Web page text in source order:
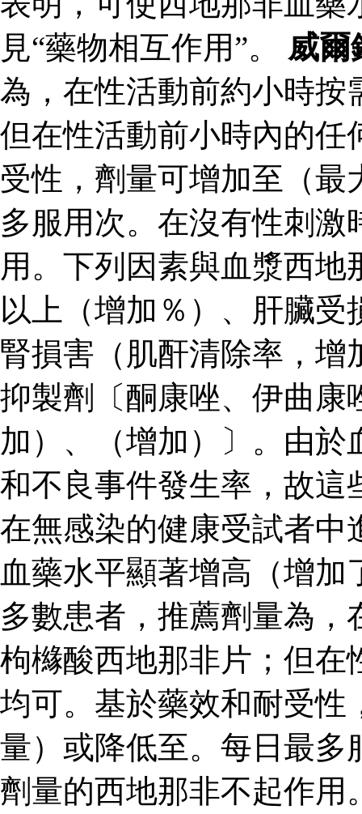
見“藥物相互作用”。 威爾
為，在性活動前約小時按
但在性活動前小時內的任
受性，劑量可增加至（
多服用次。在沒有性刺
用。下列因素與血漿西
以上（增加％）、肝臟
腎損害（肌酐清除率，增
抑製劑〔酮康唑、伊曲康
加）、（增加）〕。由
和不良事件發生率，故這
在無感染的健康受試者中
血藥水平顯著增高（增加
多數患者，推薦劑量為
枸櫞酸西地那非片；但在
均可。基於藥效和耐受性
量）或降低至。每日最多
劑量的西地那非不起作用